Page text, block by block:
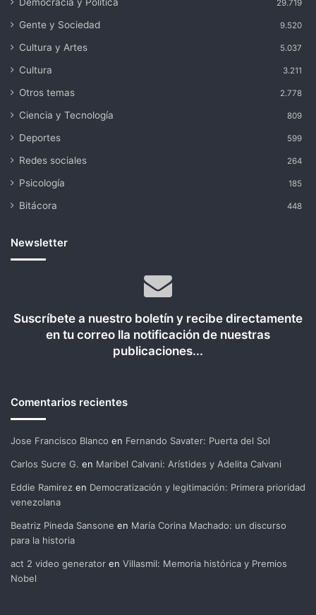
29.719
Gente y Sociedad 9.520
Cultura y Artes 5.037
Cultura 3.211
Otros temas 2.778
Ciencia y Tecnología 809
Deportes 599
Redes sociales 264
Psicología 185
Bitácora 448
Newsletter
Suscríbete a nuestro boletín y recibe directamente
en tu correo lla notificación de nuestras
publicaciones...
Comentarios recientes
Jose Francisco Blanco en Fernando Savater: Puerta del Sol
Carlos Sucre G. en Maribel Calvani: Arístides y Adelita Calvani
Eddie Ramirez en Democratización y legitimación: Primera prioridad
venezolana
Beatriz Pineda Sansone en María Corina Machado: un discurso
para la historia
act 2 video generator en Villasmil: Memoria histórica y Premios
Nobel